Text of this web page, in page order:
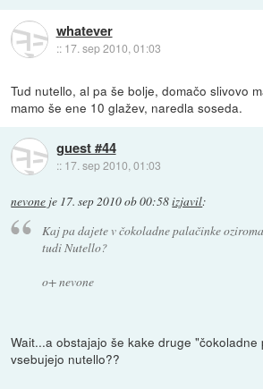
whatever
:: 17. sep 2010, 01:03
Tud nutello, al pa še bolje, domačo slivovo
mamo še ene 10 glažev, naredla soseda.
guest #44
:: 17. sep 2010, 01:03
nevone je 17. sep 2010 ob 00:58izjavil:
Kaj pa dajete v čokoladne palačinke
tudi Nutello?
o+ nevone
Wait...a obstajajo še kake druge "čokoladne
vsebujejo nutello??